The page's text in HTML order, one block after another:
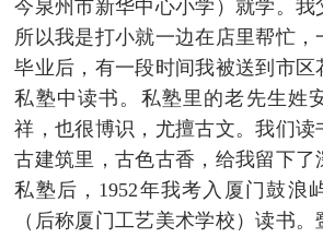
今泉州市新华中心小学）就学。我
所以我是打小就一边在店里帮忙，
毕业后，有一段时间我被送到市区
私塾中读书。私塾里的老先生姓
祥，也很博识，尤擅古文。我们读
古建筑里，古色古香，给我留下了
私塾后，1952年我考入厦门鼓浪
（后称厦门工艺美术学校）读书